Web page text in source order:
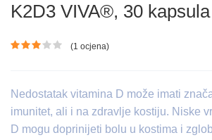
K2D3 VIVA®, 30 kapsula
Ocjena proizvoda
(1 ocjena)
Nedostatak vitamina D može imati
imunitet, ali i na zdravlje kostiju. Niske
D mogu doprinijeti bolu u kostima i